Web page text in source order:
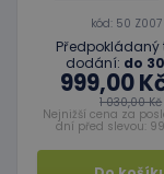
kód: 50
Předpokládaný
dodání: do
999,00
1 030,00 Kč
Nejnižší cena za
dní před slevou: